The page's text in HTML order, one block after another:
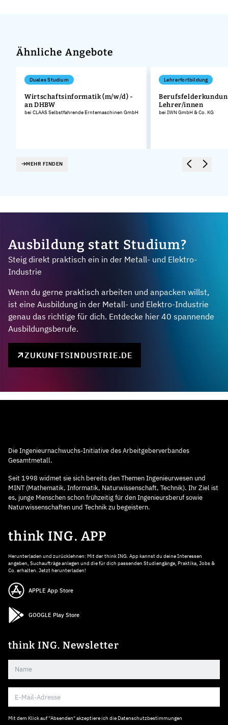
Ähnliche Angebote
Duales Studium
Wirtschaftsinformatik (m/w/d) -
an DHBW
bei CLAAS Selbstfahrende Erntemaschinen GmbH
Lehrerfortbildung
Lehrer/innen
bei IWN GmbH & Co. KG
MEHR FINDEN
Ausbildung statt Studium?
Steig direkt praktisch ein in der Metall- und Elektro-
Industrie
Wenn du gerne praktisch arbeiten und anpacken willst,
ist eine Ausbildung in der Metall- und Elektro-Industrie
genau das richtige für dich. Entdecke hier 40 spannende
Ausbildungsberufe.
ZUKUNFTSINDUSTRIE.DE
Die Ingenieurnachwuchs-Initiative des Arbeitgeberverbandes
Gesamtmetall.
Seit 1998 widmet sie sich bereits den Themen Ingenieurwesen und
MINT (Mathematik, Informatik, Naturwissenschaft, Technik). Ihr Ziel ist
es, junge Menschen schon frühzeitig für den Ingenieursberuf sowie
Naturwissenschaften und Technik zu begeistern.
think ING. APP
Herunterladen und zurücklehnen: Mit der think ING. App kannst du deine Interessen
angeben, Suchaufträge anlegen und die für dich passenden Studiengänge, Praktika, Jobs &
Co. erhalten. Jetzt herunterladen!
APPLE App Store
GOOGLE Play Store
think ING. Newsletter
Mit dem Klick auf "Absenden" akzeptiere ich die Datenschutzbestimmungen